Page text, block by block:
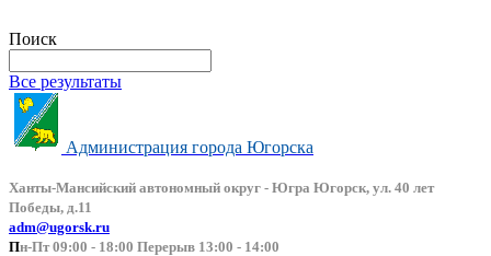
Поиск
Все результаты
Администрация города Югорска
Ханты-Мансийский автономный округ - Югра Югорск, ул. 40 лет
Победы, д.11
adm@ugorsk.ru
Пн-Пт 09:00 - 18:00 Перерыв 13:00 - 14:00